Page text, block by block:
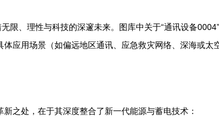
限、理性与科技的深邃未来。图库中关于“通讯设备
应用场景（如偏远地区通讯、应急救灾网络、深海或太
之处，在于其深度整合了新一代能源与蓄电技术：